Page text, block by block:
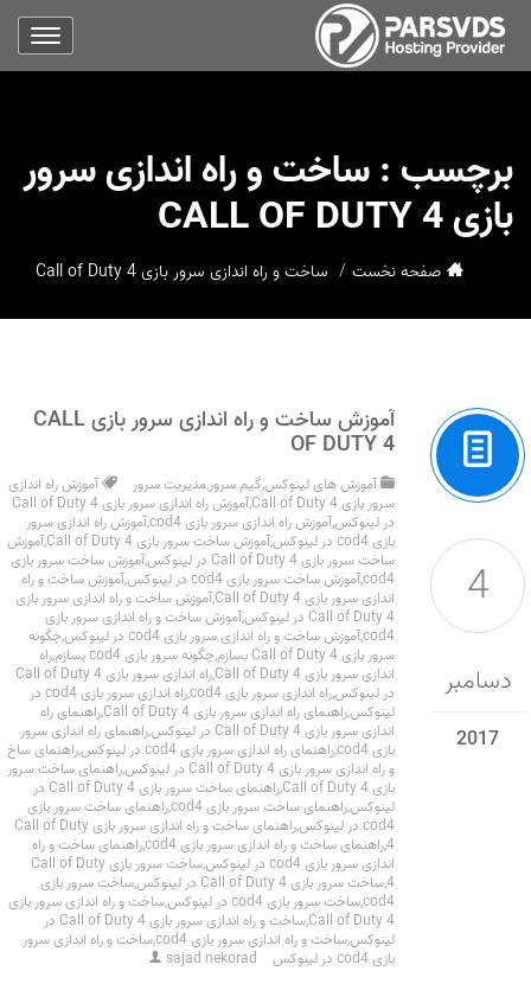
برچسب :ساخت و راه اندازی سرور
بازی CALL OF DUTY 4
صفحه نخست ساخت و راه اندازی سرور بازی Call of Duty 4
4
دسامبر
2017
آموزش ساخت و راه اندازی سرور بازی CALL
OF DUTY 4
آموزش های لینوکس,گیم سرور,مدیریت سرور
آموزش راه اندازی
سرور بازی Call of Duty 4
,
آموزش راه اندازی سرور بازی Call of Duty 4
در لینوکس,آموزش راه اندازی سرور بازی cod4 ,آموزش راه اندازی سرور
بازی cod4 در لینوکس
,آموزش ساخت سرور بازی Call of Duty 4 ,آموزش
ساخت سرور بازی Call of Duty 4 در لینوکس
,آموزش ساخت سرور بازی
cod4
,آموزش ساخت سرور بازی cod4 در لینوکس ,آموزش ساخت و راه
اندازی سرور بازی Call of Duty 4
,آموزش ساخت و راه اندازی سرور بازی
Call of Duty 4 در لینوکس
,آموزش ساخت و راه اندازی سرور بازی
cod4
,آموزش ساخت و راه اندازی سرور بازی cod4 در لینوکس ,چگونه
سرور بازی Call of Duty 4 بسازم
,چگونه سرور بازی cod4 بسازم ,راه
اندازی سرور بازی Call of Duty 4
,
راه اندازی سرور بازی Call of Duty 4
در لینوکس,راه اندازی سرور بازی cod4 ,
راه اندازی سرور بازی cod4 در
لینوکس,راهنمای راه اندازی سرور بازی Call of Duty 4 ,راهنمای راه
اندازی سرور بازی Call of Duty 4 در لینوکس
,راهنمای راه اندازی سرور
بازی cod4
,راهنمای راه اندازی سرور بازی cod4 در لینوکس ,راهنمای ساخ
و راه اندازی سرور بازی Call of Duty 4 در لینوکس
,راهنمای ساخت سرور
بازی Call of Duty 4
,
راهنمای ساخت سرور بازی Call of Duty 4 در
لینوکس,راهنمای ساخت سرور بازی cod4 ,راهنمای ساخت سرور بازی
cod4 در لینوکس
,
راهنمای ساخت و راه اندازی سرور بازی Call of Duty
4
,راهنمای ساخت و راه اندازی سرور بازی cod4 ,راهنمای ساخت و راه
اندازی سرور بازی cod4 در لینوکس
,
ساخت سرور بازی Call of Duty
4
,ساخت سرور بازی Call of Duty 4 در لینوکس ,ساخت سرور بازی
cod4
,ساخت سرور بازی cod4 در لینوکس ,ساخت و راه اندازی سرور بازی
Call of Duty 4
,
ساخت و راه اندازی سرور بازی Call of Duty 4 در
لینوکس,ساخت و راه اندازی سرور بازی cod4 ,ساخت و راه اندازی سرور
بازی cod4 در لینوکس
sajad nekorad